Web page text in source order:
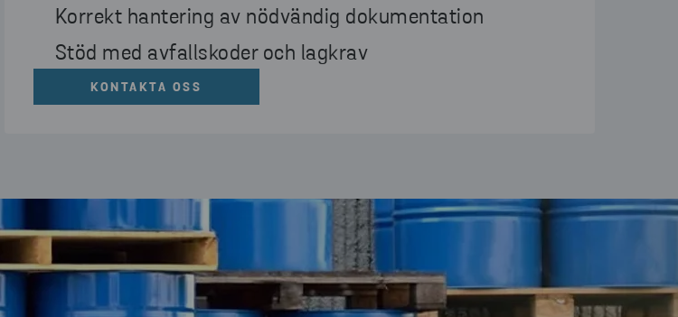
Korrekt hantering av nödvändig dokumentation
Stöd med avfallskoder och lagkrav
KONTAKTA OSS